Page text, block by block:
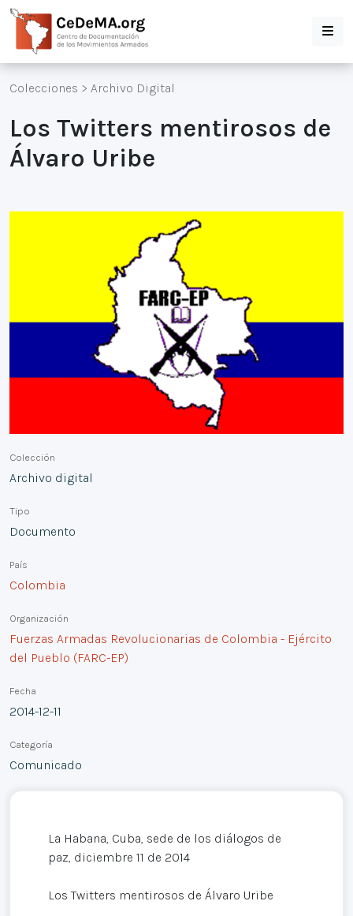
Colecciones > Archivo Digital
Los Twitters mentirosos de
Álvaro Uribe
Colección
Archivo digital
Tipo
Documento
País
Colombia
Organización
Fuerzas Armadas Revolucionarias de Colombia - Ejército
del Pueblo (FARC-EP)
Fecha
2014-12-11
Categoría
Comunicado
La Habana, Cuba, sede de los diálogos de
paz, diciembre 11 de 2014
Los Twitters mentirosos de Álvaro Uribe